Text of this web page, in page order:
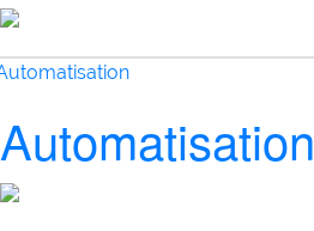
Automatisation